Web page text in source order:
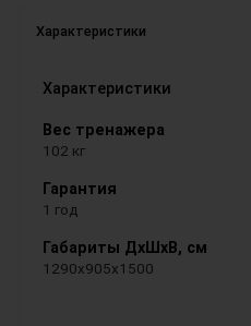
Характеристики
Характеристики
Вес тренажера
102 кг
Гарантия
1 год
Габариты ДхШхВ, см
1290x905x1500